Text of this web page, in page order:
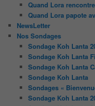
Quand Lora
Quand Lora papote
NewsLetter
Nos Sondages
Sondage Koh Lanta
Sondage Koh Lanta
Sondage Koh Lanta
Sondage Koh Lanta
Sondages «
Sondage Koh Lanta